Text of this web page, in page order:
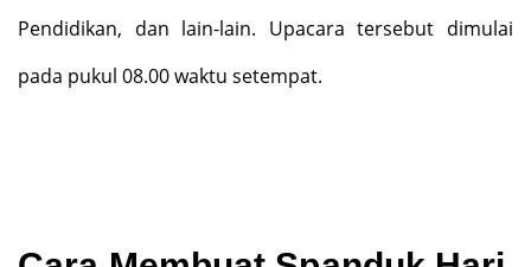
Pendidikan, dan lain-lain. Upacara tersebut dimulai
pada pukul 08.00 waktu setempat.